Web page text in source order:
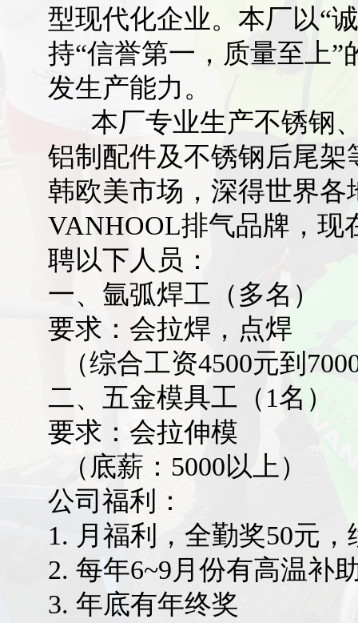
型现代化企业。本厂以“
持“信誉第一，质量至上
发生产能力。
本厂专业生产不锈钢、
铝制配件及不锈钢后尾
韩欧美市场，深得世界各
VANHOOL排气品牌，现
聘以下人员：
一、氩弧焊工（多名）
要求：会拉焊，点焊
（综合工资4500元到
二、五金模具工（1名）
要求：会拉伸模
（底薪：5000以上）
公司福利：
1. 月福利，全勤奖50元，
2. 每年6~9月份有高温补
3. 年底有年终奖